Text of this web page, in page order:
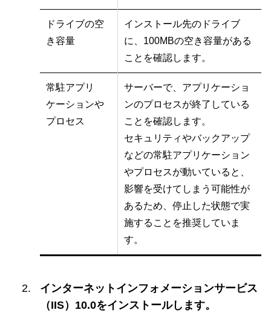
ドライブの空
き容量
インストール先のドライブ
に、100MBの空き容量がある
ことを確認します。
常駐アプリ
ケーションや
プロセス
サーバーで、アプリケーショ
ンのプロセスが終了している
ことを確認します。
セキュリティやバックアップ
などの常駐アプリケーション
やプロセスが動いていると、
影響を受けてしまう可能性が
あるため、停止した状態で実
施することを推奨していま
す。
インターネットインフォメーションサービス
（IIS）10.0をインストールします。